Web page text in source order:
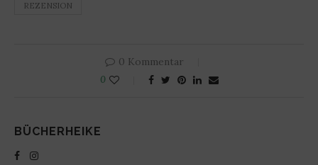
REZENSION
0 Kommentar
0
BÜCHERHEIKE